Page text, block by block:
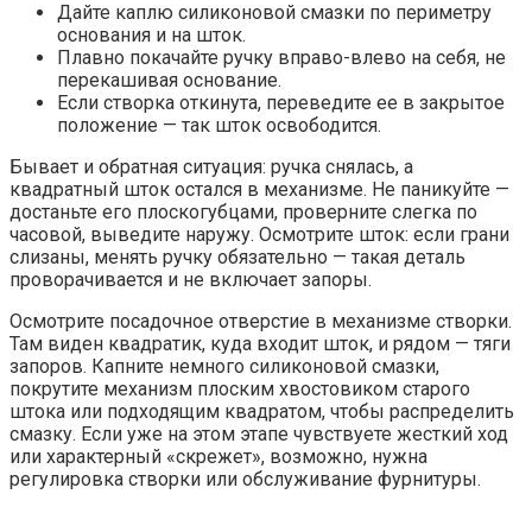
Дайте каплю силиконовой смазки по периметру
основания и на шток.
Плавно покачайте ручку вправо-влево на себя, не
перекашивая основание.
Если створка откинута, переведите ее в закрытое
положение — так шток освободится.
Бывает и обратная ситуация: ручка снялась, а
квадратный шток остался в механизме. Не паникуйте —
достаньте его плоскогубцами, проверните слегка по
часовой, выведите наружу. Осмотрите шток: если грани
слизаны, менять ручку обязательно — такая деталь
проворачивается и не включает запоры.
Осмотрите посадочное отверстие в механизме створки.
Там виден квадратик, куда входит шток, и рядом — тяги
запоров. Капните немного силиконовой смазки,
покрутите механизм плоским хвостовиком старого
штока или подходящим квадратом, чтобы распределить
смазку. Если уже на этом этапе чувствуете жесткий ход
или характерный «скрежет», возможно, нужна
регулировка створки или обслуживание фурнитуры.